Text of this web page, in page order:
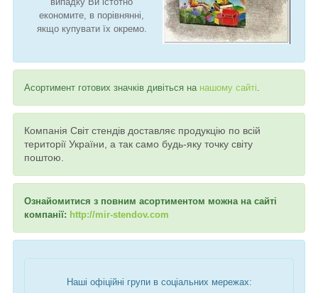
економите, в порівнянні,
якщо купувати їх окремо.
Асортимент готових значків дивіться на нашому сайті
Компанія Світ стендів доставляє продукцію по всій
території України, а так само будь-яку точку світу
поштою.
Ознайомитися з повним асортиментом можна на сайті
компанії: http://mir-stendov.com
Наші офіційні групи в соціальних мережах: